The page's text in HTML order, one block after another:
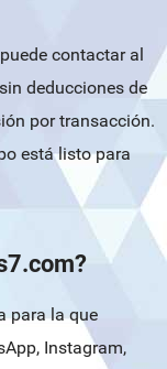
contactar al
deducciones de
por transacción.
está listo para
para la que
Instagram,